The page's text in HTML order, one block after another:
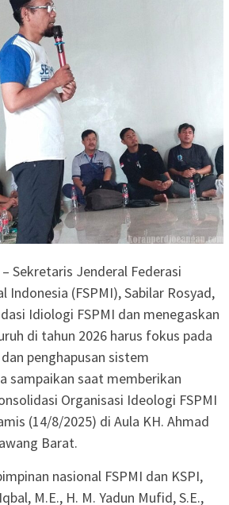
Sekretaris Jenderal Federasi
Indonesia (FSPMI), Sabilar Rosyad,
Idiologi FSPMI dan menegaskan
di tahun 2026 harus fokus pada
penghapusan sistem
sampaikan saat memberikan
Organisasi Ideologi FSPMI
(14/8/2025) di Aula KH. Ahmad
Barat.
nasional FSPMI dan KSPI,
M.E., H. M. Yadun Mufid, S.E.,